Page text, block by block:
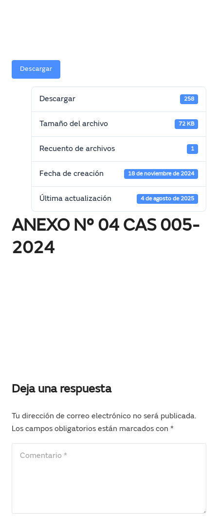
Descargar
Descargar 258
Tamaño del archivo 72 KB
Recuento de archivos 1
Fecha de creación 18 de noviembre de 2024
Última actualización 4 de agosto de 2025
ANEXO N° 04 CAS 005-
2024
Deja una respuesta
Tu dirección de correo electrónico no será publicada.
Los campos obligatorios están marcados con *